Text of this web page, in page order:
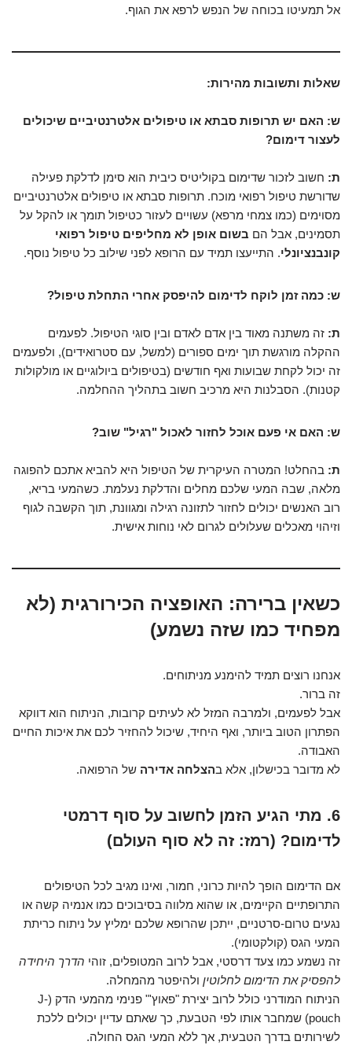
אל תמעיטו בכוחה של הנפש לרפא את הגוף.
שאלות ותשובות מהירות:
ש: האם יש תרופות סבתא או טיפולים אלטרנטיביים שיכולים
לעצור דימום?
ת: חשוב לזכור שדימום בקוליטיס כיבית הוא סימן לדלקת פעילה
שדורשת טיפול רפואי מוכח. תרופות סבתא או טיפולים אלטרנטיביים
מסוימים (כמו צמחי מרפא) עשויים לעזור כטיפול תומך או להקל על
תסמינים, אבל הם בשום אופן לא מחליפים טיפול רפואי
קונבנציונלי. התייעצו תמיד עם הרופא לפני שילוב כל טיפול נוסף.
ש: כמה זמן לוקח לדימום להיפסק אחרי התחלת טיפול?
ת: זה משתנה מאוד בין אדם לאדם ובין סוגי הטיפול. לפעמים
ההקלה מורגשת תוך ימים ספורים (למשל, עם סטרואידים), ולפעמים
זה יכול לקחת שבועות ואף חודשים (בטיפולים ביולוגיים או מולקולות
קטנות). הסבלנות היא מרכיב חשוב בתהליך ההחלמה.
ש: האם אי פעם אוכל לחזור לאכול "רגיל" שוב?
ת: בהחלט! המטרה העיקרית של הטיפול היא להביא אתכם להפוגה
מלאה, שבה המעי שלכם מחלים והדלקת נעלמת. כשהמעי בריא,
רוב האנשים יכולים לחזור לתזונה רגילה ומגוונת, תוך הקשבה לגוף
וזיהוי מאכלים שעלולים לגרום לאי נוחות אישית.
כשאין ברירה: האופציה הכירורגית (לא
מפחיד כמו שזה נשמע)
אנחנו רוצים תמיד להימנע מניתוחים.
זה ברור.
אבל לפעמים, ולמרבה המזל לא לעיתים קרובות, הניתוח הוא דווקא
הפתרון הטוב ביותר, ואף היחיד, שיכול להחזיר לכם את איכות החיים
האבודה.
לא מדובר בכישלון, אלא בהצלחה אדירה של הרפואה.
6. מתי הגיע הזמן לחשוב על סוף דרמטי
לדימום? (רמז: זה לא סוף העולם)
אם הדימום הופך להיות כרוני, חמור, ואינו מגיב לכל הטיפולים
התרופתיים הקיימים, או שהוא מלווה בסיבוכים כמו אנמיה קשה או
נגעים טרום-סרטניים, ייתכן שהרופא שלכם ימליץ על ניתוח כריתת
המעי הגס (קולקטומי).
זה נשמע כמו צעד דרסטי, אבל לרוב המטופלים, זוהי הדרך היחידה
להפסיק את הדימום לחלוטין ולהיפטר מהמחלה.
הניתוח המודרני כולל לרוב יצירת "פאוץ'" פנימי מהמעי הדק (J-
pouch) שמחבר אותו לפי הטבעת, כך שאתם עדיין יכולים ללכת
לשירותים בדרך הטבעית, אך ללא המעי הגס החולה.